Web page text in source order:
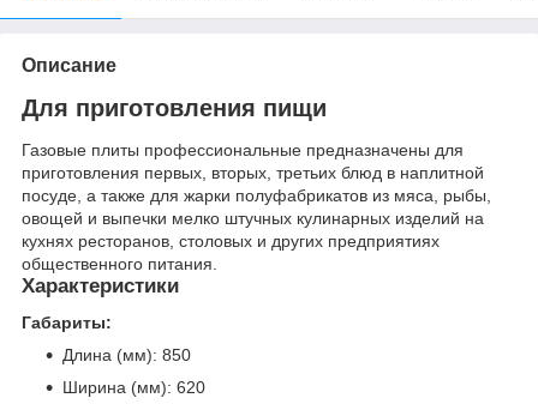
Описание
Для приготовления пищи
Газовые плиты профессиональные предназначены для
приготовления первых, вторых, третьих блюд в наплитной
посуде, а также для жарки полуфабрикатов из мяса, рыбы,
овощей и выпечки мелко штучных кулинарных изделий на
кухнях ресторанов, столовых и других предприятиях
общественного питания.
Характеристики
Габариты:
Длина (мм): 850
Ширина (мм): 620